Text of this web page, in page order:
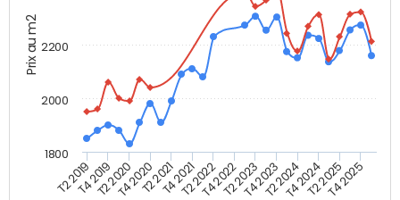
Prix au m2
T2 2019T4 2019T2 2020T4 2020T2 2021T4 2021T2 2022T4 2022T2 2023T4 2023T2 2024T4 2024T2 2025T4 2025
1800
2000
2200